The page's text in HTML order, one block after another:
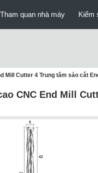
Tham quan nhà máy Kiểm
Mill Cutter 4 Trung tâm sáo cắt
CNC End Mill